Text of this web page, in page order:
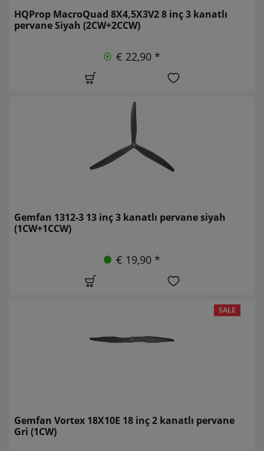
HQProp MacroQuad 8X4,5X3V2 8 inç 3 kanatlı
pervane Siyah (2CW+2CCW)
€ 22,90 *
Gemfan 1312-3 13 inç 3 kanatlı pervane siyah
(1CW+1CCW)
€ 19,90 *
SALE
Gemfan Vortex 18X10E 18 inç 2 kanatlı pervane
Gri (1CW)